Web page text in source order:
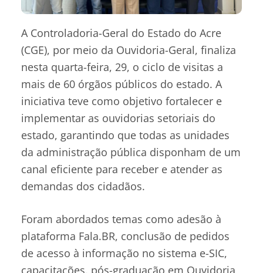
A Controladoria-Geral do Estado do Acre
(CGE), por meio da Ouvidoria-Geral, finaliza
nesta quarta-feira, 29, o ciclo de visitas a
mais de 60 órgãos públicos do estado. A
iniciativa teve como objetivo fortalecer e
implementar as ouvidorias setoriais do
estado, garantindo que todas as unidades
da administração pública disponham de um
canal eficiente para receber e atender as
demandas dos cidadãos.
Foram abordados temas como adesão à
plataforma Fala.BR, conclusão de pedidos
de acesso à informação no sistema e-SIC,
capacitações, pós-graduação em Ouvidoria